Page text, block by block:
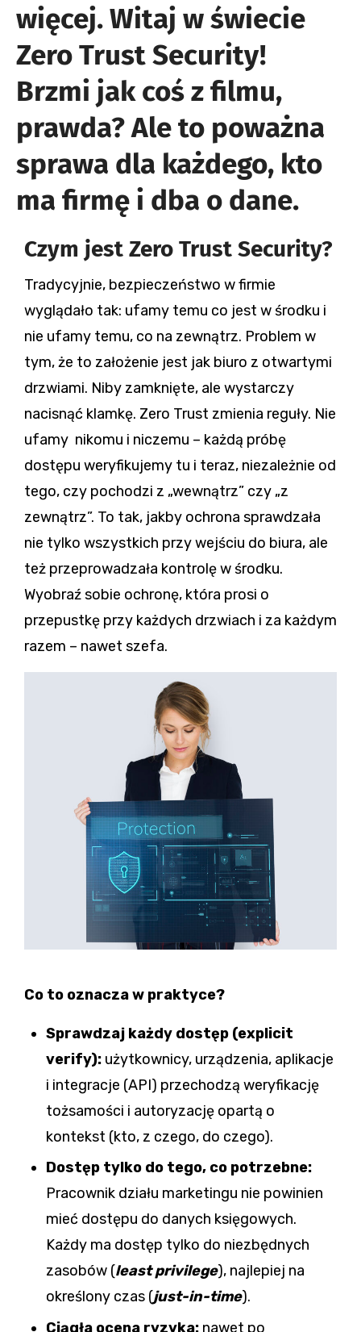
więcej. Witaj w świecie
Zero Trust Security!
Brzmi jak coś z filmu,
prawda? Ale to poważna
sprawa dla każdego, kto
ma firmę i dba o dane.
Czym jest Zero Trust Security?
Tradycyjnie, bezpieczeństwo w firmie
wyglądało tak: ufamy temu co jest w środku i
nie ufamy temu, co na zewnątrz. Problem w
tym, że to założenie jest jak biuro z otwartymi
drzwiami. Niby zamknięte, ale wystarczy
nacisnąć klamkę. Zero Trust zmienia reguły. Nie
ufamy nikomu i niczemu – każdą próbę
dostępu weryfikujemy tu i teraz, niezależnie od
tego, czy pochodzi z „wewnątrz” czy „z
zewnątrz”. To tak, jakby ochrona sprawdzała
nie tylko wszystkich przy wejściu do biura, ale
też przeprowadzała kontrolę w środku.
Wyobraź sobie ochronę, która prosi o
przepustkę przy każdych drzwiach i za każdym
razem – nawet szefa.
Co to oznacza w praktyce?
Sprawdzaj każdy dostęp (explicit
verify): użytkownicy, urządzenia, aplikacje
i integracje (API) przechodzą weryfikację
tożsamości i autoryzację opartą o
kontekst (kto, z czego, do czego).
Dostęp tylko do tego, co potrzebne:
Pracownik działu marketingu nie powinien
mieć dostępu do danych księgowych.
Każdy ma dostęp tylko do niezbędnych
zasobów (least privilege), najlepiej na
określony czas (just-in-time).
Ciągła ocena ryzyka: nawet po